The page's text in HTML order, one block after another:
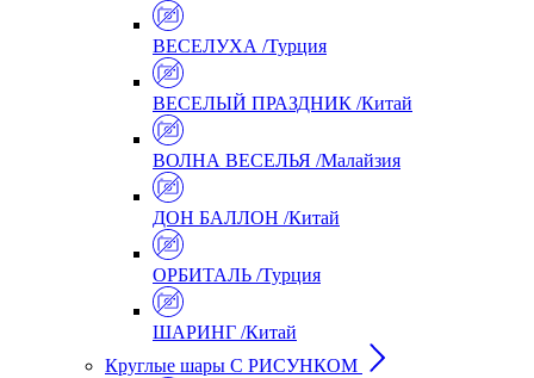
ВЕСЕЛУХА /Турция
ВЕСЕЛЫЙ ПРАЗДНИК /Китай
ВОЛНА ВЕСЕЛЬЯ /Малайзия
ДОН БАЛЛОН /Китай
ОРБИТАЛЬ /Турция
ШАРИНГ /Китай
Круглые шары С РИСУНКОМ